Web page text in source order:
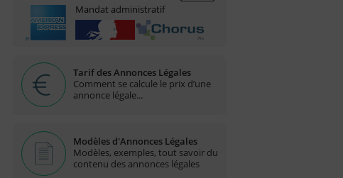
Mandat administratif
Tarif des Annonces Légales
Comment se calcule le prix d’une
annonce légale...
Modèles d'Annonces Légales
Modèles, exemples, tout savoir du
contenu des annonces légales